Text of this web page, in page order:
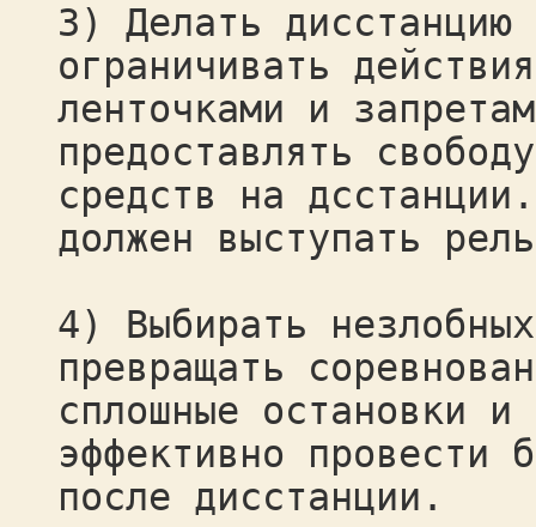
3) Делать
ограничивать
ленточками и
предоставлять
средств на
должен выступать
4) Выбирать
превращать
сплошные остановки
эффективно провести
после дисстанции.